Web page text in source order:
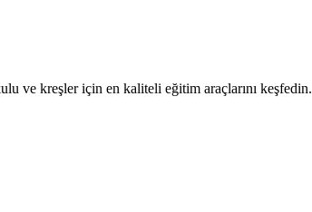
ve kreşler için en kaliteli eğitim araçlarını keşfedin.